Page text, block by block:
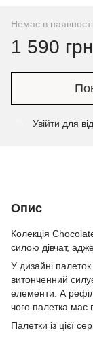
Немає в наявності
1 590 грн
Увійти для
Опис
Колекція
силою дівчат,
У дизайні палеток
витонченний
елементи. А
чого палетка має
Палетки із цієї